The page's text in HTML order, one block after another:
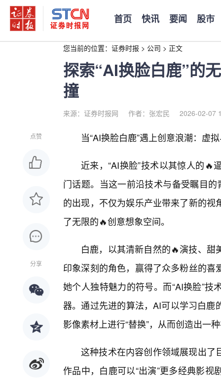
首页 快讯 要闻 股市
您当前的位置： 证券时报 > 公司 > 正文
探索“AI换脸白鹿”的
撞
来源：证券时报网 作者：张宏民 2026-02-07
点赞
分享
当“AI换脸白鹿”遇上创意浪潮：虚
近来，“AI换脸”技术以其惊人的
门话题。当这一前沿技术与备受瞩目
的出现，不仅为娱乐产业带来了新的
了无限的🔥创意想象空间。
白鹿，以其清新自然的🔥演技、
印象深刻的角色，赢得了众多粉丝的
她个人独特魅力的符号。而“AI换脸”
器。通过先进的算法，AI可以学习白
影像素材上进行“替换”，从而创造出一
这种技术在内容创作领域展现出了
作品中，白鹿可以“出演”更多经典影